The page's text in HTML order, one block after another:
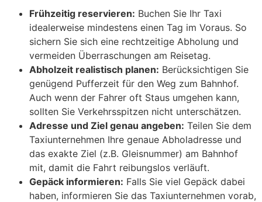
Frühzeitig reservieren: Buchen Sie Ihr Taxi
idealerweise mindestens einen Tag im Voraus. So
sichern Sie sich eine rechtzeitige Abholung und
vermeiden Überraschungen am Reisetag.
Abholzeit realistisch planen: Berücksichtigen Sie
genügend Pufferzeit für den Weg zum Bahnhof.
Auch wenn der Fahrer oft Staus umgehen kann,
sollten Sie Verkehrsspitzen nicht unterschätzen.
Adresse und Ziel genau angeben: Teilen Sie dem
Taxiunternehmen Ihre genaue Abholadresse und
das exakte Ziel (z.B. Gleisnummer) am Bahnhof
mit, damit die Fahrt reibungslos verläuft.
Gepäck informieren: Falls Sie viel Gepäck dabei
haben, informieren Sie das Taxiunternehmen vorab,